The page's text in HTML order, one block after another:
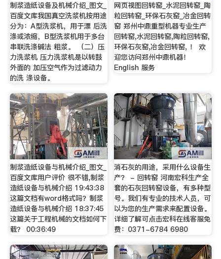
制浆造纸设备及机械介绍_图文_
百度文库我国真空洗浆机按用途
分为：A型洗浆机，用于漂 后洗
涤或浓缩，B型洗浆机用于多台
串联洗涤碱法 粗浆。 （二）压
力洗浆机 压力洗浆机是以转鼓
外面的 加压空气作为过滤动力
的洗 涤设备。
网页视图回转窑_水泥回转窑_陶
粒回转窑_环保石灰窑_冶金回转
窑 郑州中鼎重型机器专业生产
回转窑,水泥回转窑,陶粒回转窑,
环保石灰窑,冶金回转窑, ！ 欢
迎您访问郑州中鼎机器！
English 服务
制浆造纸设备与机械介绍_图文_
百度文库用户评价 很不错,制浆
造纸设备与机械介绍 19:43:38
这篇文档有word格式吗？制浆
造纸设备与机械介绍 18:37:45
这篇关于工程机械的文档如何下
载？ 00:36:49
消石灰的用途，采用什么设备生
产？ - 回转窑 河南宏科生产全
套的石灰回转窑设备，有多种型
号。我们有专业的技术人员，可
以为您的生产需求来配置设备。
详细了解可点击宏科在线客服免
费：0371-6784 6980